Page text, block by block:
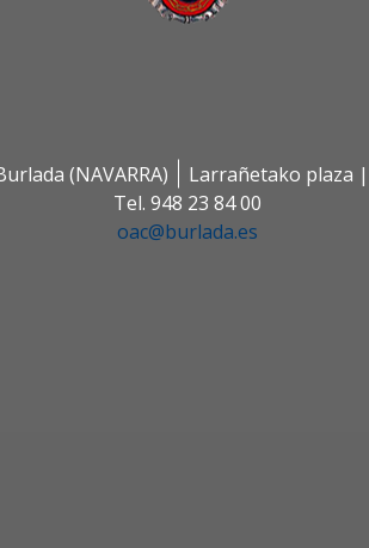
(NAVARRA)
Larrañetako plaza |
Tel. 948 23 84 00
oac@burlada.es